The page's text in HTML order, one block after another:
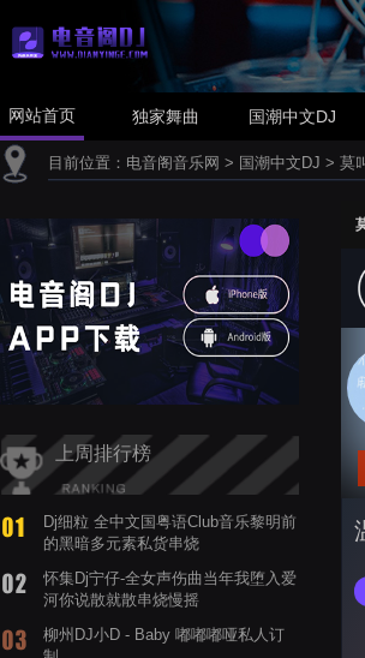
网站首页 独家舞曲 国潮中文DJ
目前位置： 电音阁音乐网 > 国潮中文DJ > 莫
上周排行榜
Dj细粒 全中文国粤语Club音乐黎明前
的黑暗多元素私货串烧
怀集Dj宁仔-全女声伤曲当年我堕入爱
河你说散就散串烧慢摇
柳州DJ小D - Baby 嘟嘟嘟哑私人订